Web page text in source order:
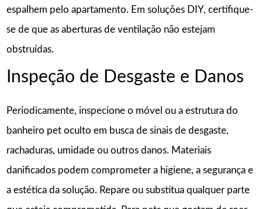
espalhem pelo apartamento. Em soluções DIY, certifique-
se de que as aberturas de ventilação não estejam
obstruídas.
Inspeção de Desgaste e Danos
Periodicamente, inspecione o móvel ou a estrutura do
banheiro pet oculto em busca de sinais de desgaste,
rachaduras, umidade ou outros danos. Materiais
danificados podem comprometer a higiene, a segurança e
a estética da solução. Repare ou substitua qualquer parte